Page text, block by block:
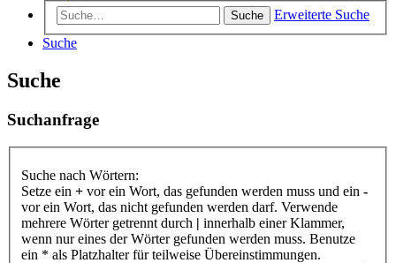
Suche
Erweiterte Suche
Suche
Suche
Suchanfrage
Suche nach Wörtern:
Setze ein + vor ein Wort, das gefunden werden muss und ein -
vor ein Wort, das nicht gefunden werden darf. Verwende
mehrere Wörter getrennt durch | innerhalb einer Klammer,
wenn nur eines der Wörter gefunden werden muss. Benutze
ein * als Platzhalter für teilweise Übereinstimmungen.